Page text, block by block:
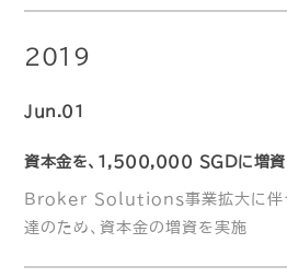
2019
Jun.01
資本金を、1,500,000 SGDに増資
Broker Solutions事業拡大に伴
達のため、資本金の増資を実施